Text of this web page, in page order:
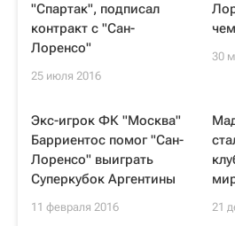
"Спартак", подписал
контракт с "Сан-
Лоренсо"
25 июля 2016
30
Экс-игрок ФК "Москва"
Барриентос помог "Сан-
Лоренсо" выиграть
Суперкубок Аргентины
11 февраля 2016 21